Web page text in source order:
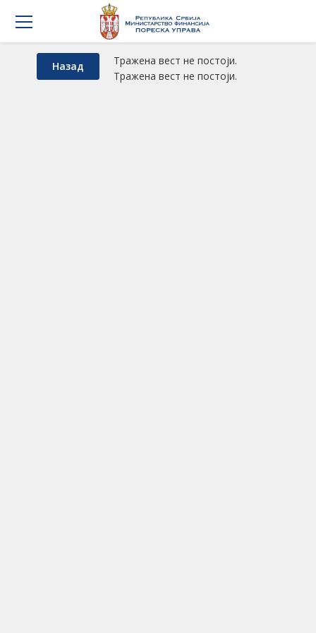
Назад
Тражена вест не постоји.
Тражена вест не постоји.